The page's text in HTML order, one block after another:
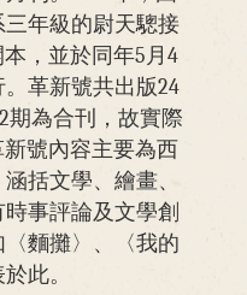
年級的尉天驄接
，並於同年5月4
革新號共出版24
期為合刊，故實際
號內容主要為西
括文學、繪畫、
事評論及文學創
麵攤〉、〈我的
此。